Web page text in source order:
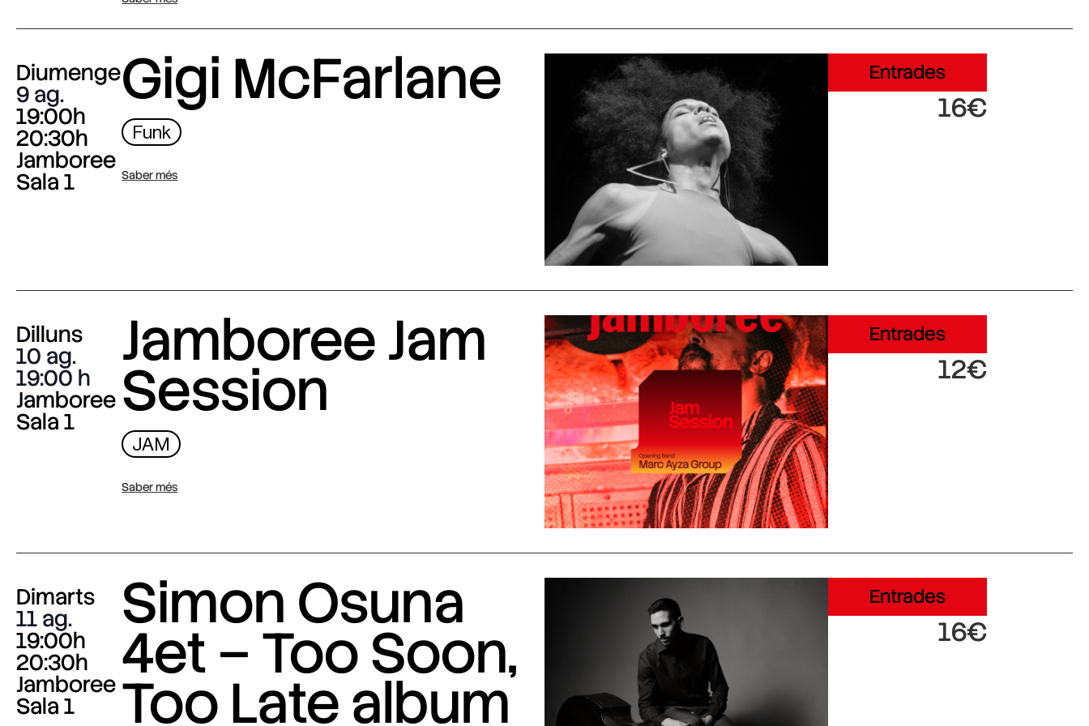
Diumenge
9 ag.
19:00h
20:30h
Jamboree
Sala 1
Gigi McFarlane
Funk
Saber més
Entrades
16€
Dilluns
10 ag.
19:00
Jamboree
Sala 1
Jamboree Jam
Session
JAM
Saber més
Entrades
12€
Dimarts
11 ag.
19:00h
20:30h
Jamboree
Sala 1
Simon Osuna
4et – Too Soon,
Too Late album
Entrades
16€